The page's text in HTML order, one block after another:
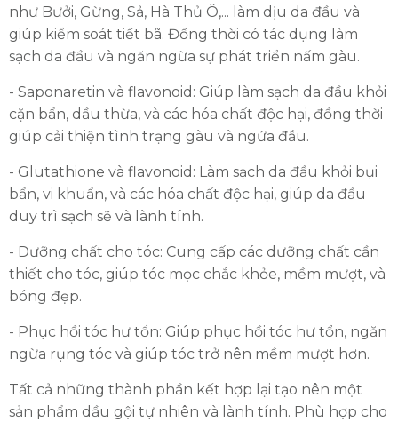
như Bưởi, Gừng, Sả, Hà Thủ Ô,... làm dịu da đầu và
giúp kiểm soát tiết bã. Đồng thời có tác dụng làm
sạch da đầu và ngăn ngừa sự phát triển nấm gàu.
- Saponaretin và flavonoid: Giúp làm sạch da đầu khỏi
cặn bẩn, dầu thừa, và các hóa chất độc hại, đồng thời
giúp cải thiện tình trạng gàu và ngứa đầu.
- Glutathione và flavonoid: Làm sạch da đầu khỏi bụi
bẩn, vi khuẩn, và các hóa chất độc hại, giúp da đầu
duy trì sạch sẽ và lành tính.
- Dưỡng chất cho tóc: Cung cấp các dưỡng chất cần
thiết cho tóc, giúp tóc mọc chắc khỏe, mềm mượt, và
bóng đẹp.
- Phục hồi tóc hư tổn: Giúp phục hồi tóc hư tổn, ngăn
ngừa rụng tóc và giúp tóc trở nên mềm mượt hơn.
Tất cả những thành phần kết hợp lại tạo nên một
sản phẩm dầu gội tự nhiên và lành tính. Phù hợp cho